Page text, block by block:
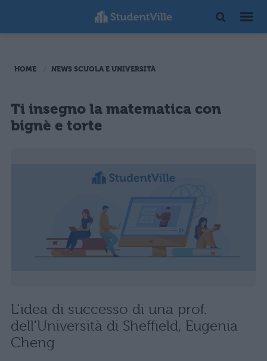
HOME NEWS SCUOLA E UNIVERSITÀ
Ti insegno la matematica con
bignè e torte
L'idea di successo di una prof.
dell'Università di Sheffield, Eugenia
Cheng